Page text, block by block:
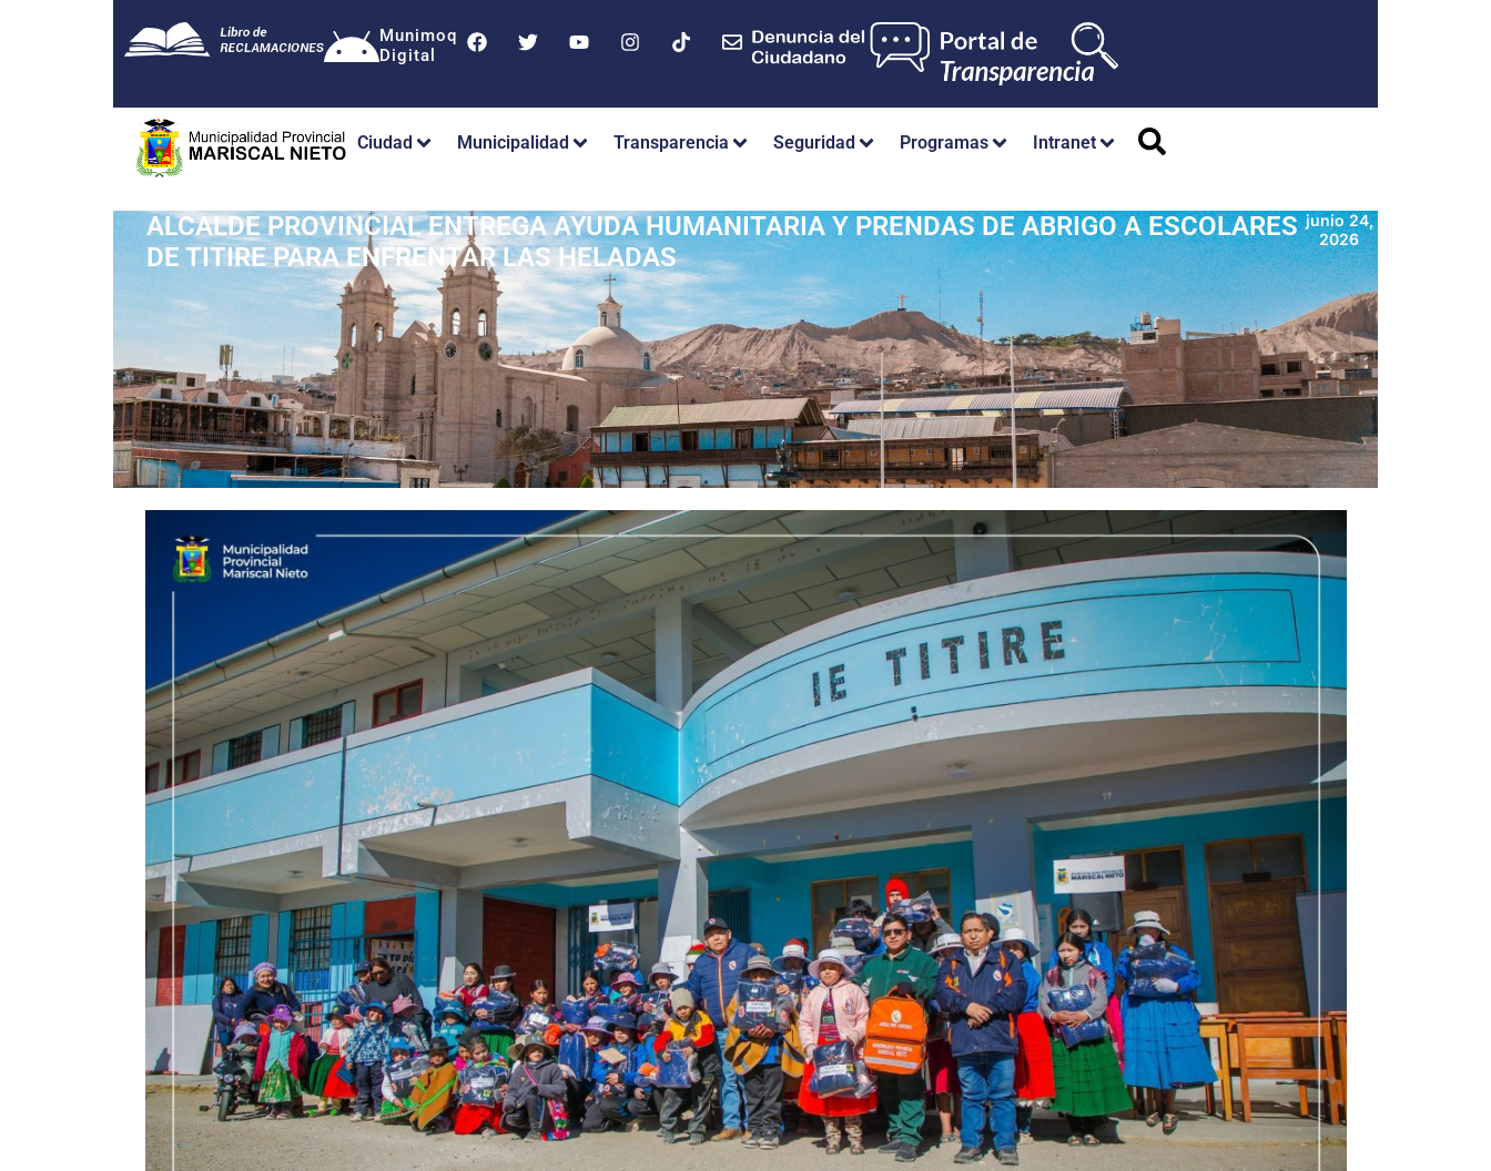
Munimoq
Digital
Ciudad Municipalidad Transparencia Seguridad Programas Intranet
ALCALDE PROVINCIAL ENTREGA AYUDA HUMANITARIA Y PRENDAS DE ABRIGO A ESCOLARES
DE TITIRE PARA ENFRENTAR LAS HELADAS
junio 24,
2026